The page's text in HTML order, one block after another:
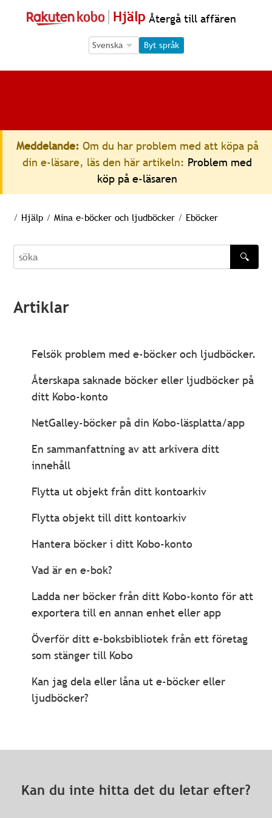
Hjälp Återgå till affären
Language Selection
Language Selection
Byt språk
Meddelande: Om du har problem med att köpa på
din e-läsare, läs den här artikeln: Problem med
köp på e-läsaren
/ Hjälp / Mina e-böcker och ljudböcker / Eböcker
söka
🔍
Artiklar
Felsök problem med e-böcker och ljudböcker.
Återskapa saknade böcker eller ljudböcker på
ditt Kobo-konto
NetGalley-böcker på din Kobo-läsplatta/app
En sammanfattning av att arkivera ditt
innehåll
Flytta ut objekt från ditt kontoarkiv
Flytta objekt till ditt kontoarkiv
Hantera böcker i ditt Kobo-konto
Vad är en e-bok?
Ladda ner böcker från ditt Kobo-konto för att
exportera till en annan enhet eller app
Överför ditt e-boksbibliotek från ett företag
som stänger till Kobo
Kan jag dela eller låna ut e-böcker eller
ljudböcker?
Kan du inte hitta det du letar efter?